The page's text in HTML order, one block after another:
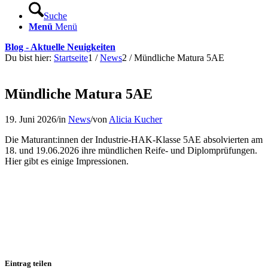
Suche
Menü Menü
Blog - Aktuelle Neuigkeiten
Du bist hier: Startseite1 / News2 / Mündliche Matura 5AE
Mündliche Matura 5AE
19. Juni 2026/in News/von Alicia Kucher
Die Maturant:innen der Industrie-HAK-Klasse 5AE absolvierten am
18. und 19.06.2026 ihre mündlichen Reife- und Diplomprüfungen.
Hier gibt es einige Impressionen.
Eintrag teilen